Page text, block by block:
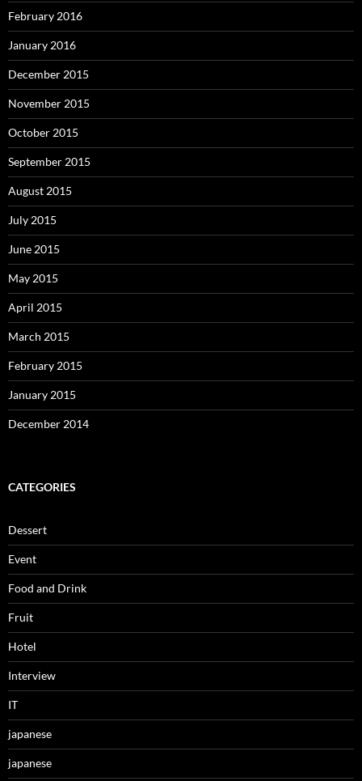
February 2016
January 2016
December 2015
November 2015
October 2015
September 2015
August 2015
July 2015
June 2015
May 2015
April 2015
March 2015
February 2015
January 2015
December 2014
CATEGORIES
Dessert
Event
Food and Drink
Fruit
Hotel
Interview
IT
japanese
japanese